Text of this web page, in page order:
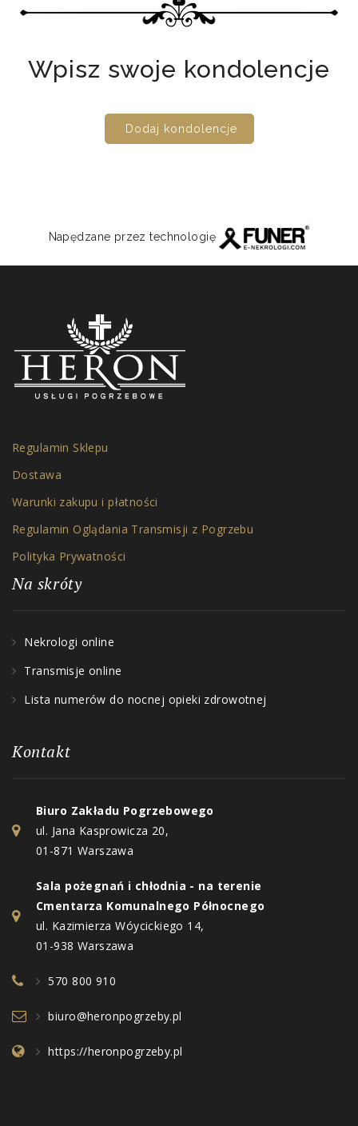
Wpisz swoje kondolencje
Dodaj kondolencje
Napędzane przez technologię
Regulamin Sklepu
Dostawa
Warunki zakupu i płatności
Regulamin Oglądania Transmisji z Pogrzebu
Polityka Prywatności
Na skróty
Nekrologi online
Transmisje online
Lista numerów do nocnej opieki zdrowotnej
Kontakt
Biuro Zakładu Pogrzebowego
ul. Jana Kasprowicza 20,
01-871 Warszawa
Sala pożegnań i chłodnia - na terenie
Cmentarza Komunalnego Północnego
ul. Kazimierza Wóycickiego 14,
01-938 Warszawa
570 800 910
biuro@heronpogrzeby.pl
https://heronpogrzeby.pl